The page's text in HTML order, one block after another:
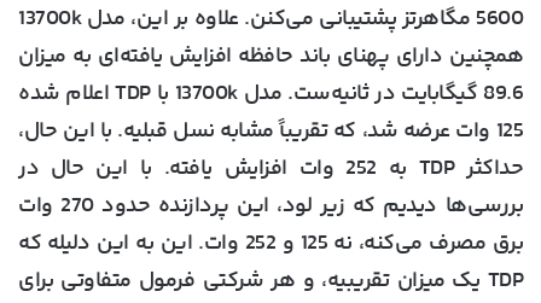
5600 مگاهرتز پشتیبانی می‌کنن. علاوه بر این، مدل 13700k
همچنین دارای پهنای باند حافظه افزایش یافته‌ای به میزان
89.6 گیگابایت در ثانیه‌ست. مدل 13700k با TDP اعلام شده
125 وات عرضه شد، که تقریباً مشابه نسل قبلیه. با این حال،
حداکثر TDP به 252 وات افزایش یافته. با این حال در
بررسی‌ها دیدیم که زیر لود، این پردازنده حدود 270 وات
برق مصرف می‌کنه، نه 125 و 252 وات. این به این دلیله که
TDP یک میزان تقریبیه، و هر شرکتی فرمول متفاوتی برای